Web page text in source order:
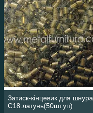
Затиск-кінцевик для шнура
С18.латунь(50шт.уп)